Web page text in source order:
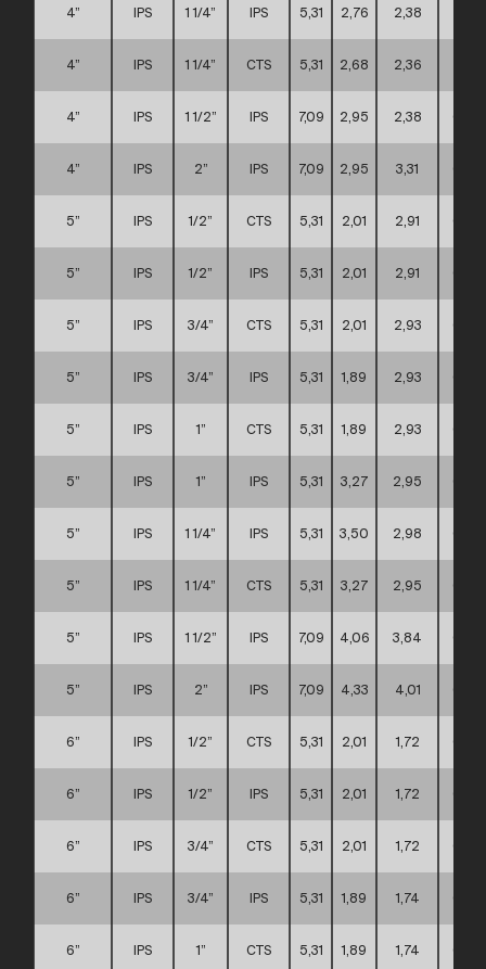
4” IPS 1 1/4” IPS 5,31 2,76 2,38
4” IPS 1 1/4” CTS 5,31 2,68 2,36
4” IPS 1 1/2” IPS 7,09 2,95 2,38 C
4” IPS 2” IPS 7,09 2,95 3,31
5” IPS 1/2” CTS 5,31 2,01 2,91 C
5” IPS 1/2” IPS 5,31 2,01 2,91
5” IPS 3/4” CTS 5,31 2,01 2,93 C
5” IPS 3/4” IPS 5,31 1,89 2,93
5” IPS 1” CTS 5,31 1,89 2,93 C
5” IPS 1” IPS 5,31 3,27 2,95
5” IPS 1 1/4” IPS 5,31 3,50 2,98 C
5” IPS 1 1/4” CTS 5,31 3,27 2,95
5” IPS 1 1/2” IPS 7,09 4,06 3,84 C
5” IPS 2” IPS 7,09 4,33 4,01
6” IPS 1/2” CTS 5,31 2,01 1,72 C
6” IPS 1/2” IPS 5,31 2,01 1,72
6” IPS 3/4” CTS 5,31 2,01 1,72 C
6” IPS 3/4” IPS 5,31 1,89 1,74
6” IPS 1” CTS 5,31 1,89 1,74 C